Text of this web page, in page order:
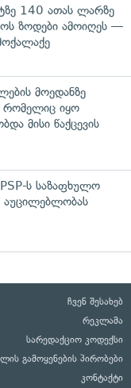
140 ათას ლარზე
ზოდები ამოიღეს —
მოედანზე
რომელიც იყო
მისი წაქცევის
ს საზაფხულო
აუცილებლობას
ჩვენ შესახებ
რეკლამა
სარედაქციო კოდექსი
გამოყენების პირობები
კონტაქტი